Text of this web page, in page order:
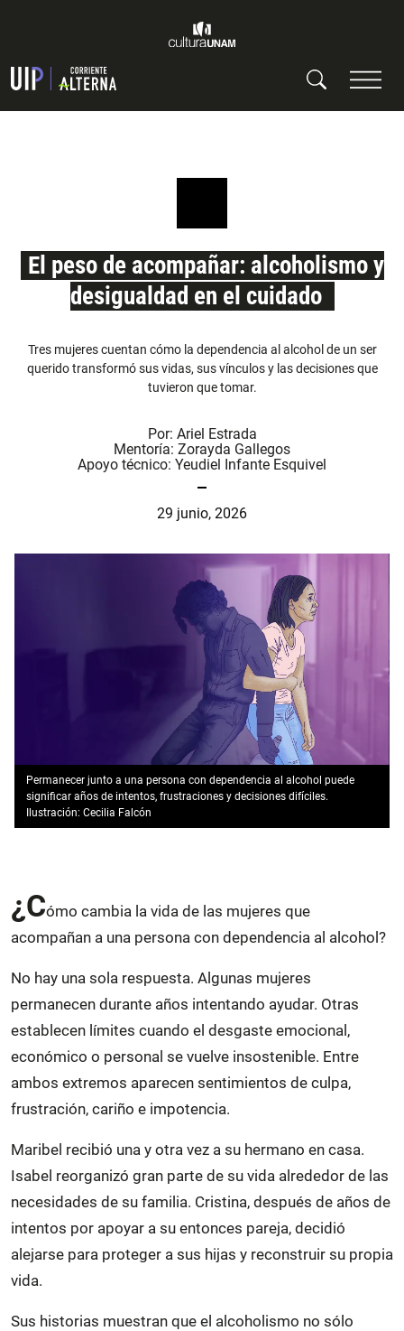
El peso de acompañar: alcoholismo y
desigualdad en el cuidado
Tres mujeres cuentan cómo la dependencia al alcohol de un ser
querido transformó sus vidas, sus vínculos y las decisiones que
tuvieron que tomar.
Por: Ariel Estrada
Mentoría: Zorayda Gallegos
Apoyo técnico: Yeudiel Infante Esquivel
29 junio, 2026
Permanecer junto a una persona con dependencia al alcohol puede
significar años de intentos, frustraciones y decisiones difíciles.
Ilustración: Cecilia Falcón
¿Cómo cambia la vida de las mujeres que
acompañan a una persona con dependencia al alcohol?
No hay una sola respuesta. Algunas mujeres
permanecen durante años intentando ayudar. Otras
establecen límites cuando el desgaste emocional,
económico o personal se vuelve insostenible. Entre
ambos extremos aparecen sentimientos de culpa,
frustración, cariño e impotencia.
Maribel recibió una y otra vez a su hermano en casa.
Isabel reorganizó gran parte de su vida alrededor de las
necesidades de su familia. Cristina, después de años de
intentos por apoyar a su entonces pareja, decidió
alejarse para proteger a sus hijas y reconstruir su propia
vida.
Sus historias muestran que el alcoholismo no sólo